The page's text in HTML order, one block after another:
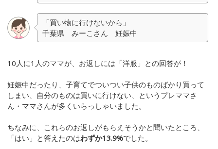
「買い物に行けないから」
千葉県 みーこさん 妊娠中
10人に1人のママが、お返しには「洋服」との回答が！
妊娠中だったり、子育てでついつい子供のものばかり買って
しまい、自分のものは買いに行けない、というプレママさ
ん・ママさんが多くいらっしゃいました。
ちなみに、これらのお返しがもらえそうかと聞いたところ、
「はい」と答えたのはわずか13.9%でした。